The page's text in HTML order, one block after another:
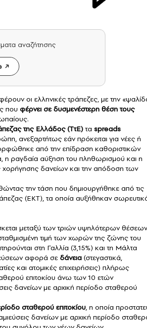
αναζήτησης
οι ελληνικές τράπεζες, με την
που φέρνει σε δυσμενέστερη θέση τους
της Ελλάδος (ΤτΕ)τα spreads
ανεξαρτήτως εάν πρόκειται για νέες ή
από την επίδραση καθοριστικών
η ραγδαία αύξηση του πληθωρισμού και η
χορήγησης δανείων και την απόδοση των
την τάση που δημιουργήθηκε από τις
(ΕΚΤ), τα οποία αυξήθηκαν
μεταξύ των τριών υψηλότερων θέσεων
τιμή των χωρών της ζώνης του
στη Γαλλία (3,15%) και τη Μάλτα
αφορά σε δάνεια (στεγαστικά,
και ατομικές επιχειρήσεις) πλήρως
επιτοκίου άνω των 10 ετών
δανείων με αρχική περίοδο σταθερού
σταθερού επιτοκίου, η οποία
δανείων με αρχική περίοδο